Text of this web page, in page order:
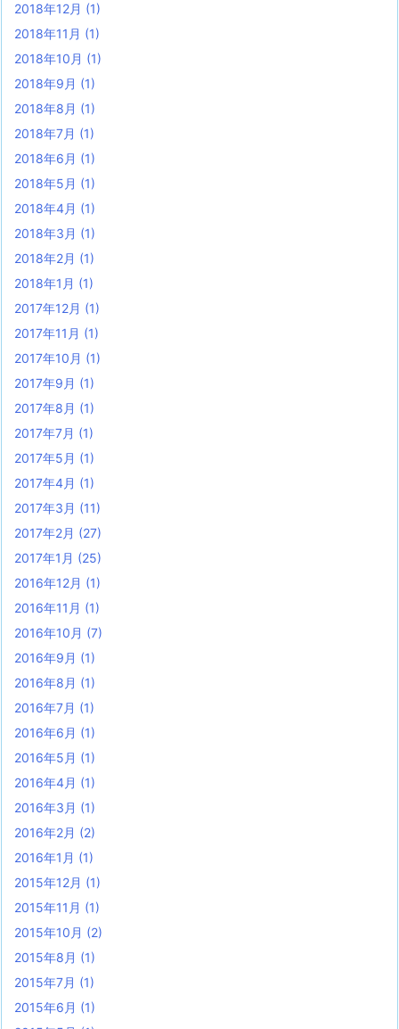
2018年12月 (1)
2018年11月 (1)
2018年10月 (1)
2018年9月 (1)
2018年8月 (1)
2018年7月 (1)
2018年6月 (1)
2018年5月 (1)
2018年4月 (1)
2018年3月 (1)
2018年2月 (1)
2018年1月 (1)
2017年12月 (1)
2017年11月 (1)
2017年10月 (1)
2017年9月 (1)
2017年8月 (1)
2017年7月 (1)
2017年5月 (1)
2017年4月 (1)
2017年3月 (11)
2017年2月 (27)
2017年1月 (25)
2016年12月 (1)
2016年11月 (1)
2016年10月 (7)
2016年9月 (1)
2016年8月 (1)
2016年7月 (1)
2016年6月 (1)
2016年5月 (1)
2016年4月 (1)
2016年3月 (1)
2016年2月 (2)
2016年1月 (1)
2015年12月 (1)
2015年11月 (1)
2015年10月 (2)
2015年8月 (1)
2015年7月 (1)
2015年6月 (1)